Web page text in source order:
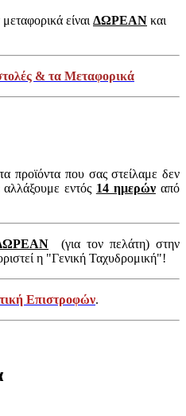
είναιΔΩΡΕΑΝ και
& τα Μεταφορικά
προϊόντα που σας στείλαμε δεν
εντός 14 ημερώναπό
(για τον πελάτη) στην
η "Γενική Ταχυδρομική"!
Επιστροφών.